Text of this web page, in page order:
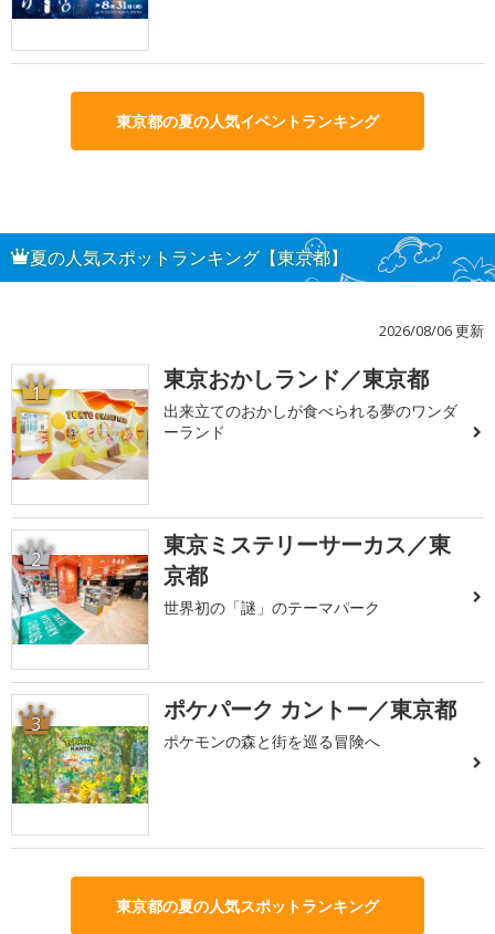
東京都の夏の人気イベントランキング
夏の人気スポットランキング【東京都】
2026/08/06 更新
1 東京おかしランド／東京都
出来立てのおかしが食べられる夢のワンダ
ーランド
2
東京ミステリーサーカス／東
京都
世界初の「謎」のテーマパーク
3 ポケパーク カントー／東京都
ポケモンの森と街を巡る冒険へ
東京都の夏の人気スポットランキング